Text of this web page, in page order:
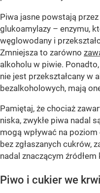
Piwa jasne powstają
glukoamylazy – enzymu,
węglowodany i
Zmniejsza to zarówno
alkoholu w piwie.
nie jest przekształcany w
bezalkoholowych, mają
Pamiętaj, że chociaż
niska, zwykłe piwa nadal
mogą wpływać na
bez zgłaszanych cukrów,
nadal znaczącym źródłem
Piwo i cukier we krwi